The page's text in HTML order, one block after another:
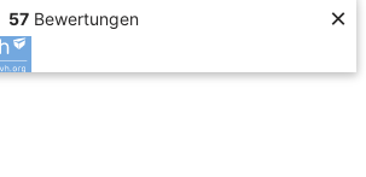
57 Bewertungen ×